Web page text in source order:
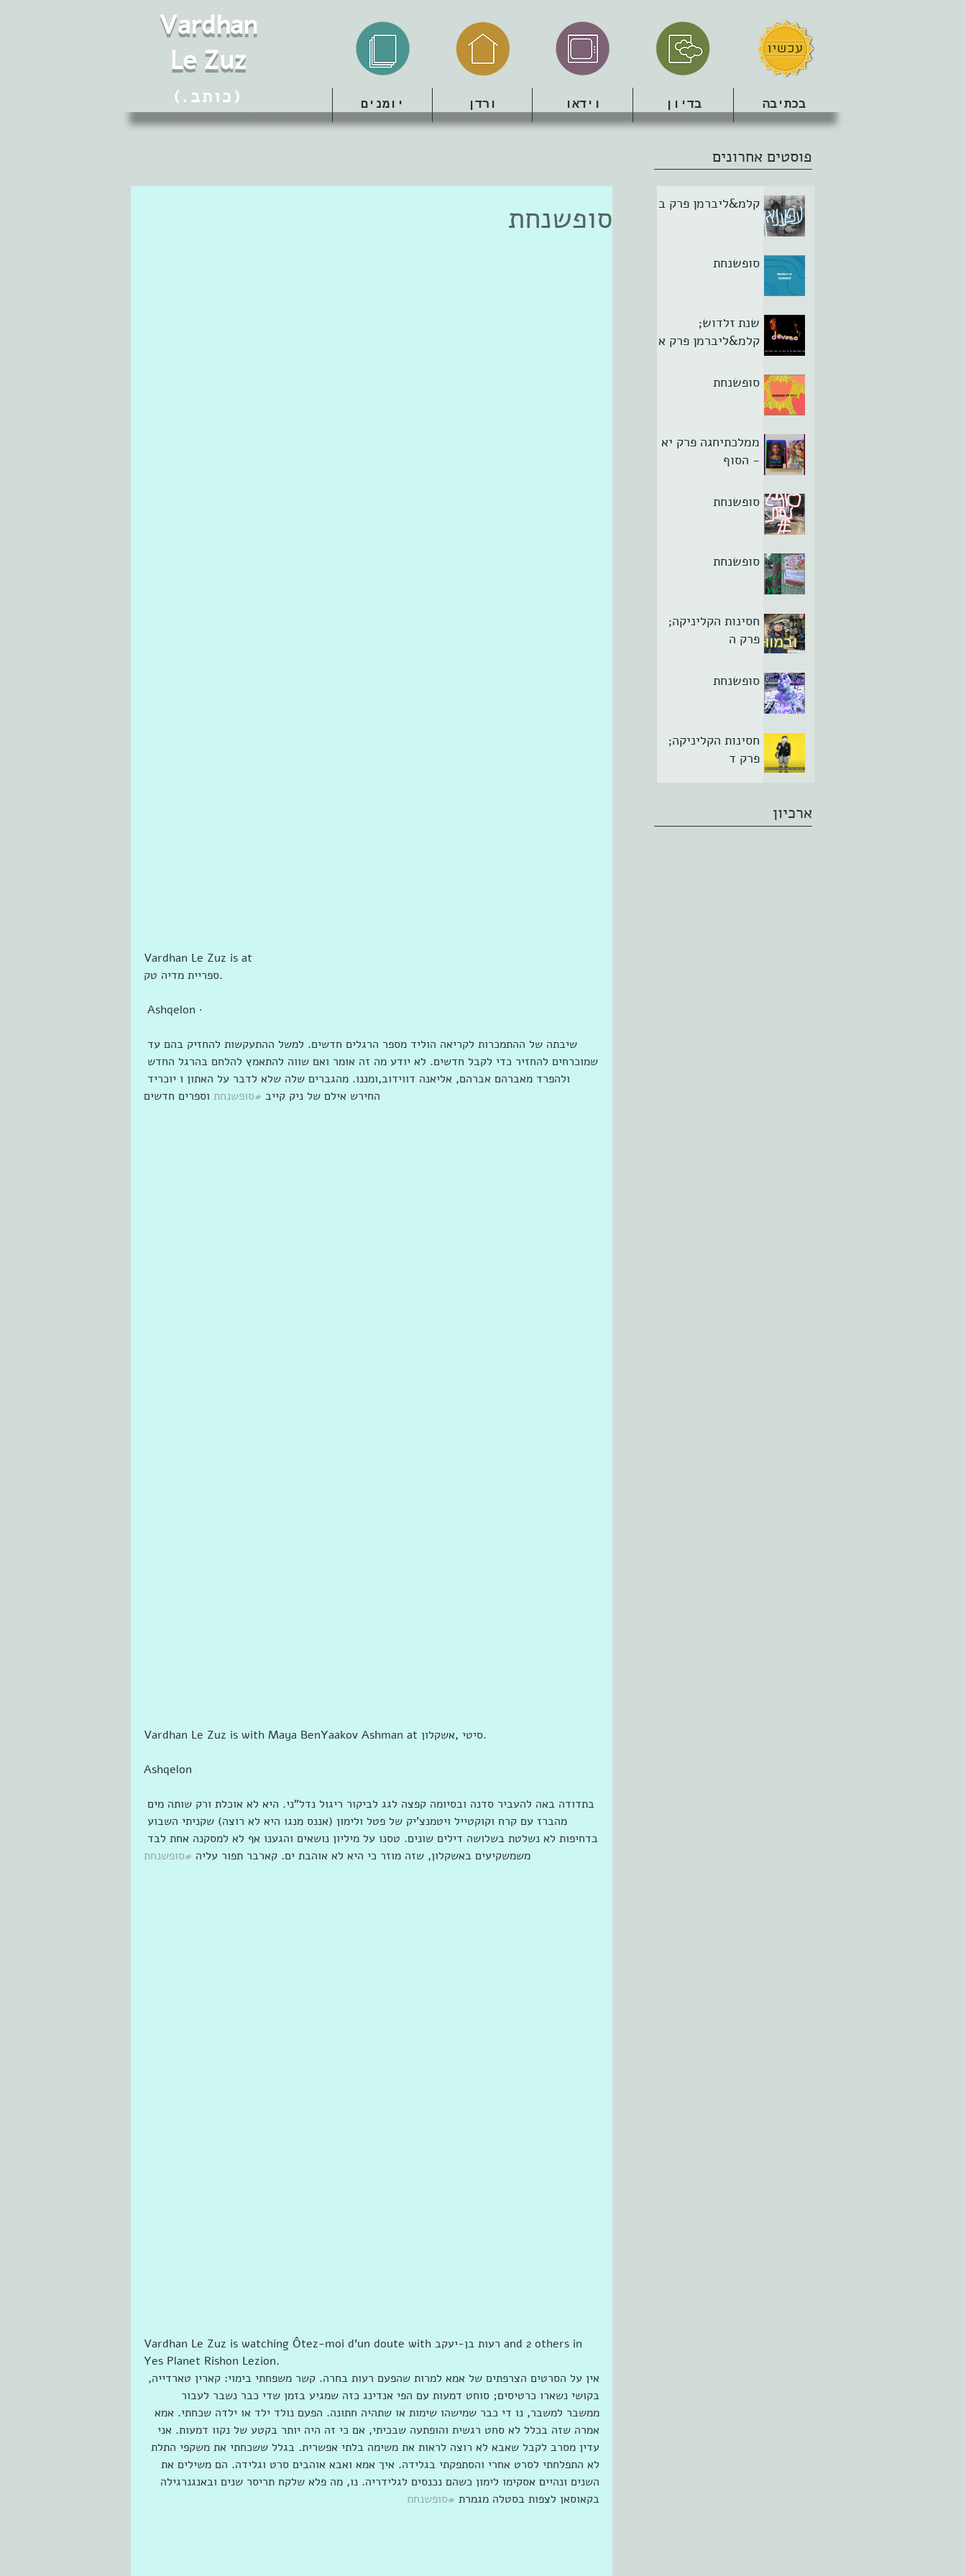
Vardhan
Le Zuz
(.כותב) בכתיבה בדיון וידאו ורדן יומנים
פוסטים אחרונים
סופשנחת
Vardhan Le Zuz is at
‎ספריית מדיה טק‎.
Ashqelon ·
שיבתה של ההתמכרות לקריאה הוליד מספר הרגלים חדשים. למשל ההתעקשות להחזיק בהם עד
שמוכרחים להחזיר כדי לקבל חדשים. לא יודע מה זה אומר ואם שווה להתאמץ להלחם בהרגל החדש
ולהפרד מאברהם אברהם, אליאנה דווידוב,ומננו. מהגברים שלה שלא לדבר על האתון ו יוכריד
החירש אילם של ניק קייב #סופשנחת וספרים חדשים
Vardhan Le Zuz is with Maya BenYaakov Ashman at ‎סיטי ,אשקלון‎.
Ashqelon
בתדודה באה להעביר סדנה ובסיומה קפצה לגג לביקור ריגול נדל"ני. היא לא אוכלת ורק שותה מים
מהברז עם קרח וקוקטייל ויטמנצ'יק של פטל ולימון (אננס מנגו היא לא רוצה) שקניתי השבוע
בדחיפות לא נשלטת בשלושה דילים שונים. טסנו על מיליון נושאים והגענו אף לא למסקנה אחת לבד
משמשקיעים באשקלון, שזה מוזר כי היא לא אוהבת ים. קארבר תפור עליה #סופשנחת
Vardhan Le Zuz is watching Ôtez-moi d'un doute with ‎רעות בן-יעקב‎ and 2 others in
Yes Planet Rishon Lezion.
אין על הסרטים הצרפתים של אמא למרות שהפעם רעות בחרה. קשר משפחתי בימוי: קארין טארדייה,
בקושי נשארו כרטיסים; סוחט דמעות עם הפי אנדינג כזה שמגיע בזמן שדי כבר נשבר לעבור
ממשבר למשבר, נו די כבר שמישהו שימות או שתהיה חתונה. הפעם נולד ילד או ילדה שכחתי. אמא
אמרה שזה בכלל לא סחט רגשית והופתעה שבכיתי, אם כי זה היה יותר בקטע של נקוו דמעות. אני
עדין מסרב לקבל שאבא לא רוצה לראות את משימה בלתי אפשרית. בגלל ששכחתי את משקפי התלת
לא התפלחתי לסרט אחרי והסתפקתי בגלידה. איך אמא ואבא אוהבים סרט וגלידה. הם משילים את
השנים ונהיים אסקימו לימון כשהם נכנסים לגלידריה. נו, מה פלא שלקח תריסר שנים ובאנגנרגילה
בקאוסאן לצפות בסטלה מגמרת #סופשנחת
קלמ&ליברמן פרק ב
סופשנחת
שנת זלדוש;
קלמ&ליברמן פרק א
סופשנחת
ממלכתיחגה פרק יא
- הסוף
סופשנחת
סופשנחת
חסינות הקליניקה;
פרק ה
סופשנחת
חסינות הקליניקה;
פרק ד
ארכיון